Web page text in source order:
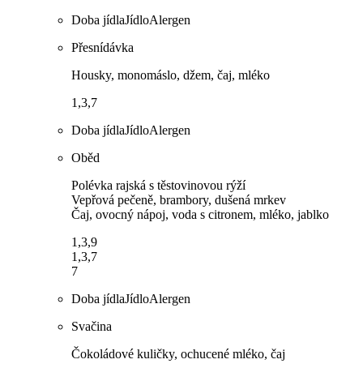
Doba jídlaJídloAlergen
Přesnídávka
Housky, monomáslo, džem, čaj, mléko
1,3,7
Doba jídlaJídloAlergen
Oběd
Polévka rajská s těstovinovou rýží
Vepřová pečeně, brambory, dušená mrkev
Čaj, ovocný nápoj, voda s citronem, mléko, jablko
1,3,9
1,3,7
7
Doba jídlaJídloAlergen
Svačina
Čokoládové kuličky, ochucené mléko, čaj